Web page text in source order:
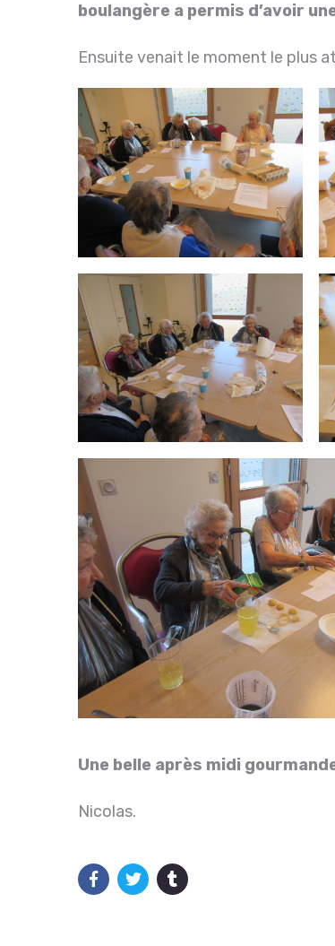
boulangère a permis d’avoir
Ensuite venait le moment le plus
Une belle après midi
Nicolas.